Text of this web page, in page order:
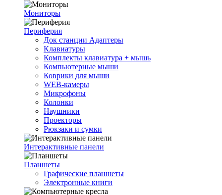
Мониторы
Периферия
Док станции Адаптеры
Клавиатуры
Комплекты клавиатура + мышь
Компьютерные мыши
Коврики для мыши
WEB-камеры
Микрофоны
Колонки
Наушники
Проекторы
Рюкзаки и сумки
Интерактивные панели
Планшеты
Графические планшеты
Электронные книги